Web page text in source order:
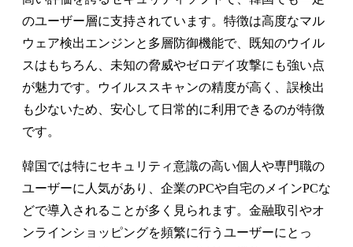
のユーザー層に支持されています。特徴は高度なマル
ウェア検出エンジンと多層防御機能で、既知のウイル
スはもちろん、未知の脅威やゼロデイ攻撃にも強い点
が魅力です。ウイルススキャンの精度が高く、誤検出
も少ないため、安心して日常的に利用できるのが特徴
です。
韓国では特にセキュリティ意識の高い個人や専門職の
ユーザーに人気があり、企業のPCや自宅のメインPCな
どで導入されることが多く見られます。金融取引やオ
ンラインショッピングを頻繁に行うユーザーにとっ